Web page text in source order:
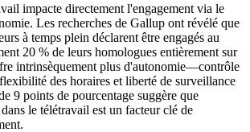
impacte directement l'engagement via le
Les recherches de Gallup ont révélé que
à temps plein déclarent être engagés au
20 % de leurs homologues entièrement sur
intrinsèquement plus d'autonomie—contrôle
des horaires et liberté de surveillance
9 points de pourcentage suggère que
le télétravail est un facteur clé de